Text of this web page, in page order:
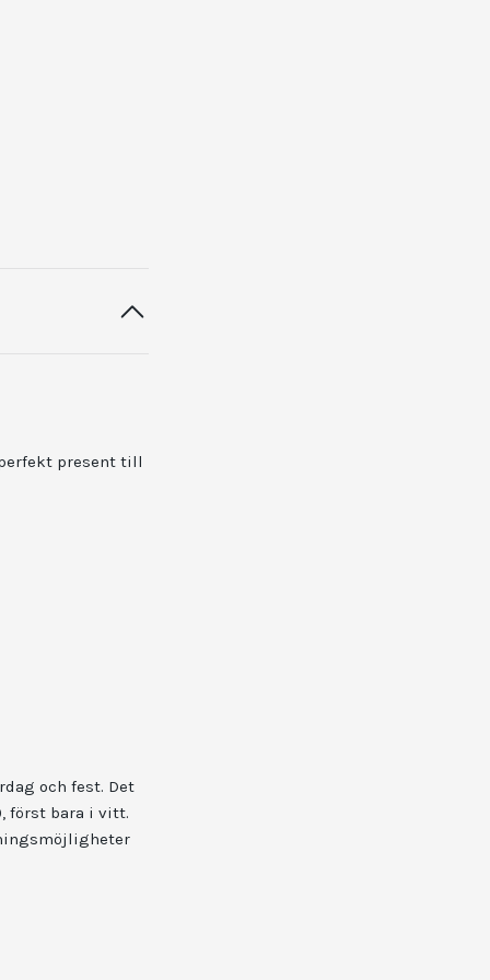
present till
och fest. Det
först bara i vitt.